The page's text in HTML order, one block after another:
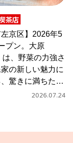
茶店
左京区】2026年5
プン。大原
は、野菜の力強さ
の新しい魅力に
驚きに満ちたカ
2026.07.24